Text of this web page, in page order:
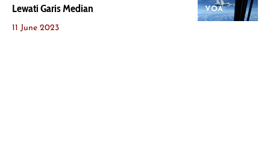
VOA
Lewati Garis Median
11 June 2023